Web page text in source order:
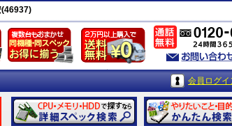
会員ログイ